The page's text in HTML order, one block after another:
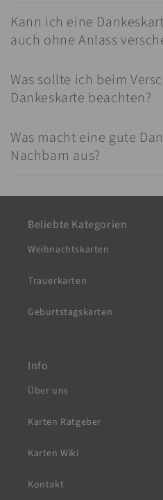
p
p
a
r
r
I
Kann ich eine
auch ohne Anlass
Was sollte ich beim
Dankeskarte beachten?
Was macht eine gute
Nachbarn aus?
Beliebte Kategorien
Weihnachtskarten
Trauerkarten
Geburtstagskarten
Info
Über uns
Karten Ratgeber
Karten Wiki
Kontakt